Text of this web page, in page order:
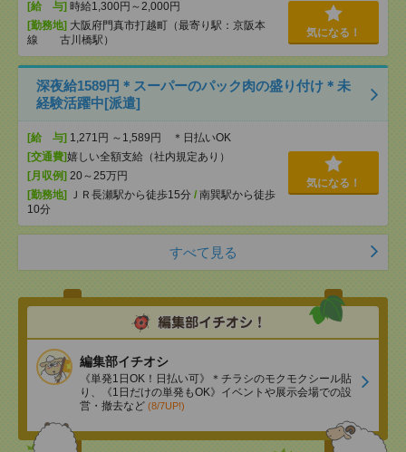
[給 与] 時給1,300円～2,000円
[勤務地] 大阪府門真市打越町（最寄り駅：京阪本
線 古川橋駅）
気になる！
深夜給1589円＊スーパーのパック肉の盛り付け＊未
経験活躍中[派遣]
[給 与] 1,271円 ～1,589円 ＊日払いOK
[交通費]嬉しい全額支給（社内規定あり）
[月収例] 20～25万円
[勤務地]
ＪＲ長瀬駅から徒歩15分 / 南巽駅から徒歩
10分
気になる！
すべて見る
編集部イチオシ
《単発1日OK！日払い可》＊チラシのモクモクシール貼
り、《1日だけの単発もOK》イベントや展示会場での設
営・撤去など (8/7UP!)